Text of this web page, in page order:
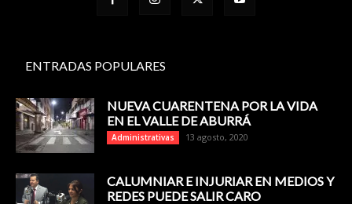
ENTRADAS POPULARES
NUEVA CUARENTENA POR LA VIDA
EN EL VALLE DE ABURRÁ
Administrativas 13 agosto, 2020
CALUMNIAR E INJURIAR EN MEDIOS Y
REDES PUEDE SALIR CARO